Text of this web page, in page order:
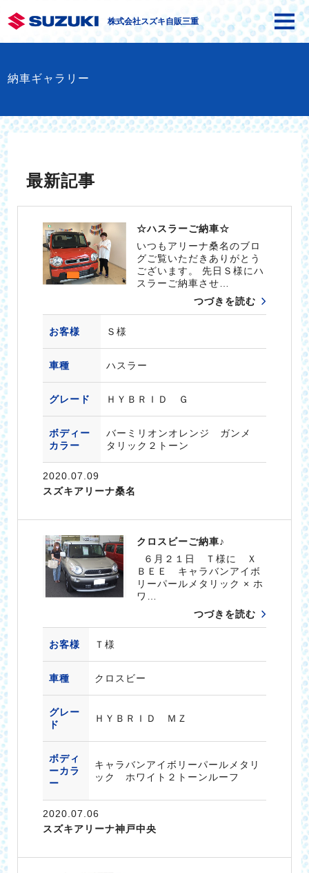
株式会社スズキ自販三重
納車ギャラリー
最新記事
☆ハスラーご納車☆
いつもアリーナ桑名のブロ
グご覧いただきありがとう
ございます。 先日Ｓ様にハ
スラーご納車させ…
つづきを読む
お客様 Ｓ様
車種 ハスラー
グレード ＨＹＢＲＩＤ Ｇ
ボディー
カラー
バーミリオンオレンジ ガンメ
タリック２トーン
2020.07.09
スズキアリーナ桑名
クロスビーご納車♪
６月２１日 Ｔ様に Ｘ
ＢＥＥ キャラバンアイボ
リーパールメタリック × ホ
ワ…
つづきを読む
お客様 Ｔ様
車種 クロスビー
グレー
ド
ＨＹＢＲＩＤ ＭＺ
ボディ
ーカラ
ー
キャラバンアイボリーパールメタリ
ック ホワイト２トーンルーフ
2020.07.06
スズキアリーナ神戸中央